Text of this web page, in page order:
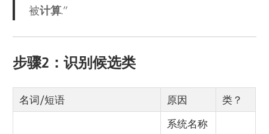
被计算.”
步骤2：识别候选类
名词/短语 原因 类？
系统名称